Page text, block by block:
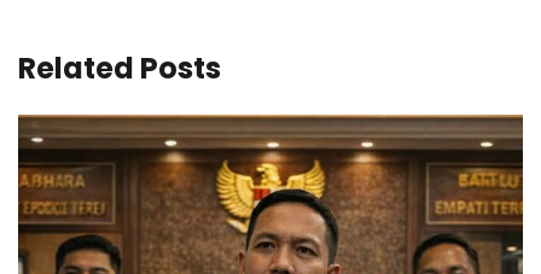
Related Posts